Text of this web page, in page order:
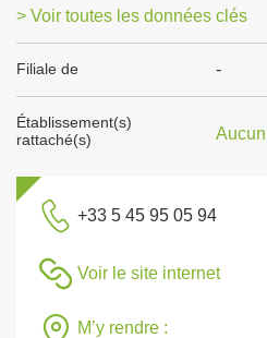
> Voir toutes les données clés
Filiale de -
Établissement(s)
rattaché(s)
Aucun
+33 5 45 95 05 94
Voir le site internet
M’y rendre :